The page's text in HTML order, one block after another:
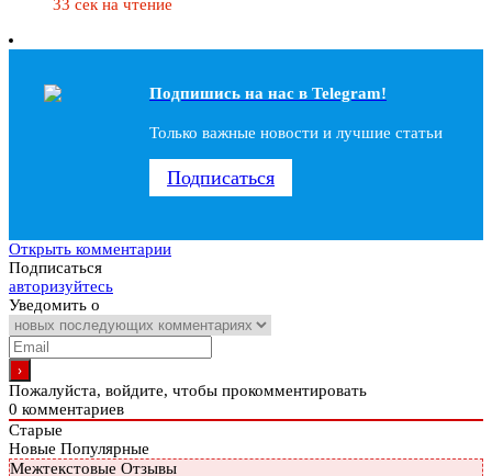
33 сек на чтение
Подпишись на наc в Telegram!
Только важные новости и лучшие статьи
Подписаться
Открыть комментарии
Подписаться
авторизуйтесь
Уведомить о
Пожалуйста, войдите, чтобы прокомментировать
0 комментариев
Старые
Новые Популярные
Межтекстовые Отзывы